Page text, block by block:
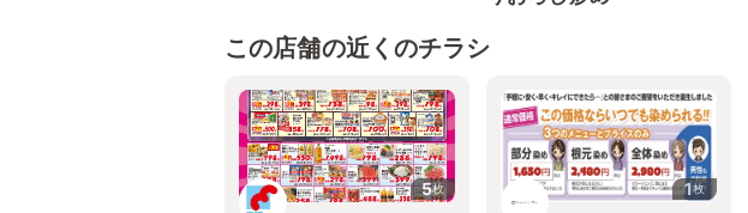
この店舗の近くのチラシ
5枚 1枚